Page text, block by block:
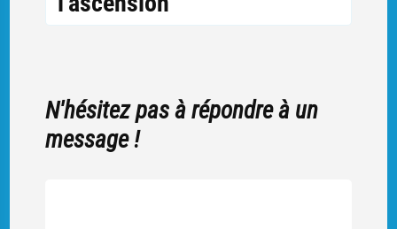
N'hésitez pas à répondre à un
message !